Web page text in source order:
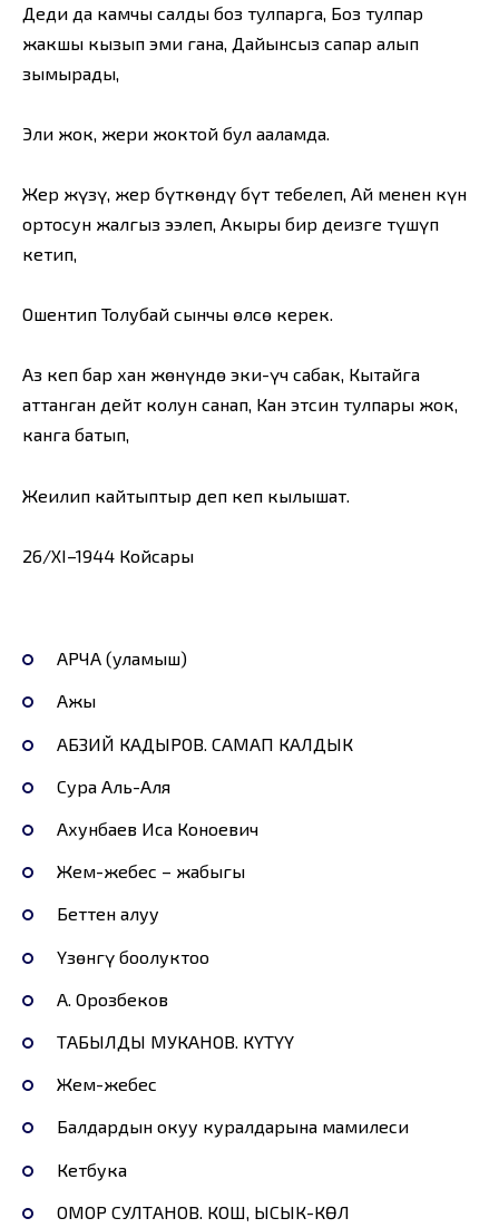
Деди да камчы салды боз тулпарга, Боз тулпар
жакшы кызып эми гана, Дайынсыз сапар алып
зымырады,
Эли жок, жери жоктой бул ааламда.
Жер жүзү, жер бүткөндү бүт тебелеп, Ай менен күн
ортосун жалгыз ээлеп, Акыры бир деңизге түшүп
кетип,
Ошентип Толубай сынчы өлсө керек.
Аз кеп бар хан жөнүндө эки-үч сабак, Кытайга
аттанган дейт колун санап, Кан этсин тулпары жок,
канга батып,
Жеңилип кайтыптыр деп кеп кылышат.
26/ХI–1944 Койсары
АРЧА (уламыш)
Ажы
АБЗИЙ КАДЫРОВ. САМАП КАЛДЫК
Сура Аль-Аля
Ахунбаев Иса Коноевич
Жем-жебес – жабыгы
Беттен алуу
Үзөнгү боолуктоо
А. Орозбеков
ТАБЫЛДЫ МУКАНОВ. КҮТҮҮ
Жем-жебес
Балдардын окуу куралдарына мамилеси
Кетбука
ОМОР СУЛТАНОВ. КОШ, ЫСЫК-КӨЛ